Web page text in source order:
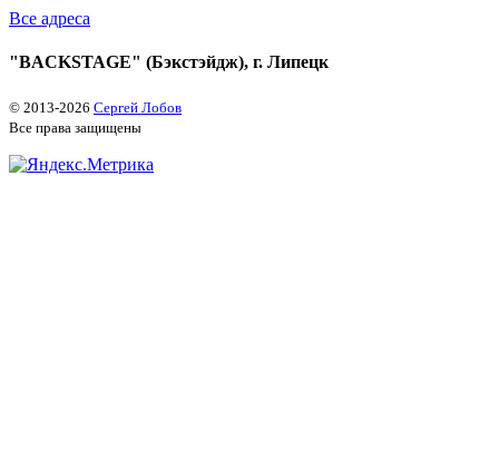
Все адреса
"BACKSTAGE" (Бэкстэйдж), г. Липецк
© 2013-2026 Сергей Лобов
Все права защищены